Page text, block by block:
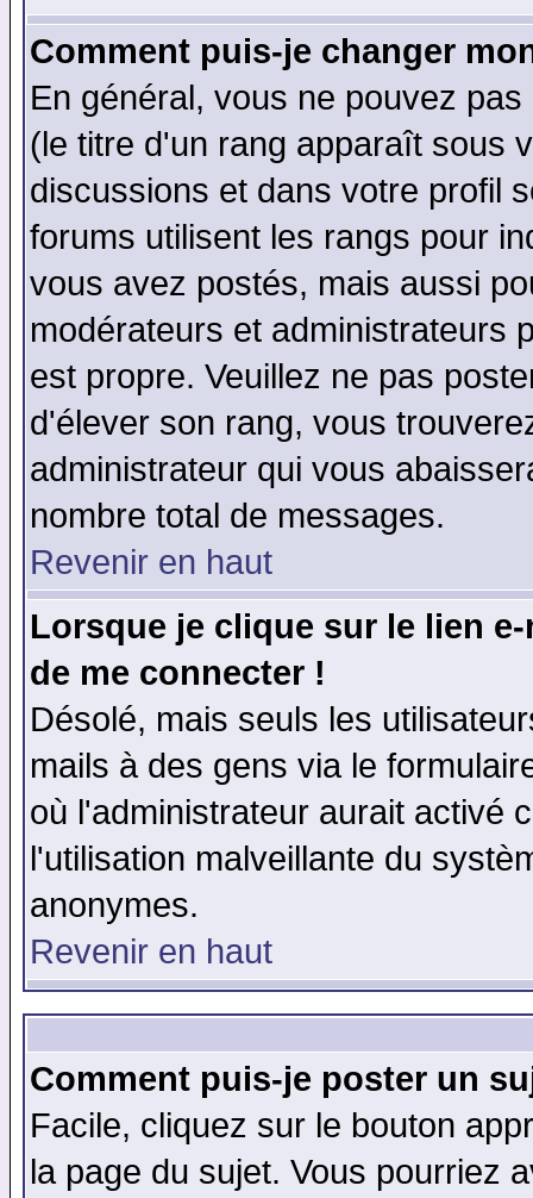
Comment puis-je changer
En général, vous ne pouvez
(le titre d'un rang apparaît sous
discussions et dans votre profil
forums utilisent les rangs pour
vous avez postés, mais aussi
modérateurs et administrateurs
est propre. Veuillez ne pas
d'élever son rang, vous
administrateur qui vous
nombre total de messages.
Revenir en haut
Lorsque je clique sur le lien
de me connecter !
Désolé, mais seuls les
mails à des gens via le
où l'administrateur aurait activé
l'utilisation malveillante du
anonymes.
Revenir en haut
Comment puis-je poster un
Facile, cliquez sur le bouton
la page du sujet. Vous pourriez